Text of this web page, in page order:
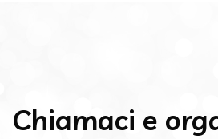
Chiamaci e